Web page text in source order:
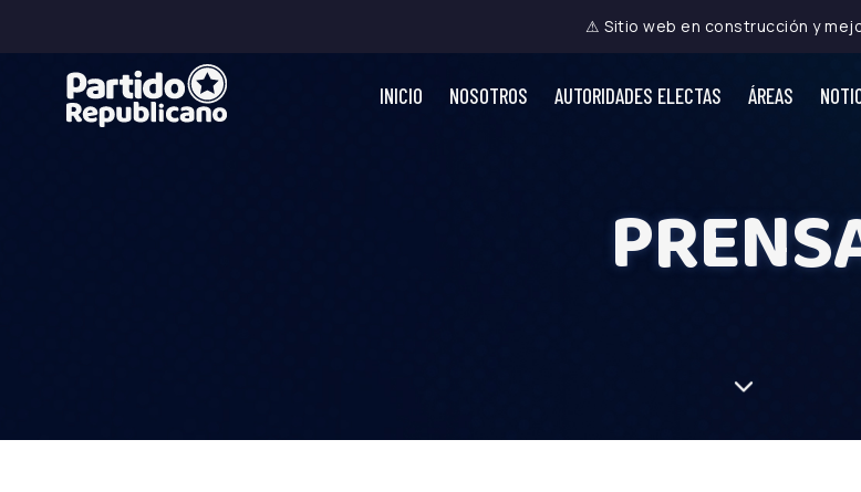
⚠ Sitio web en construcción y
INICIO NOSOTROS AUTORIDADES ELECTAS ÁREAS